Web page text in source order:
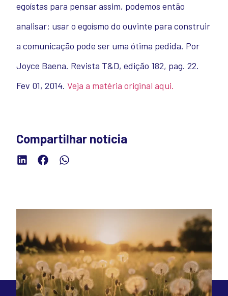
egoístas para pensar assim, podemos então
analisar: usar o egoísmo do ouvinte para construir
a comunicação pode ser uma ótima pedida. Por
Joyce Baena. Revista T&D, edição 182, pag. 22.
Fev 01, 2014. Veja a matéria original aqui.
Compartilhar notícia